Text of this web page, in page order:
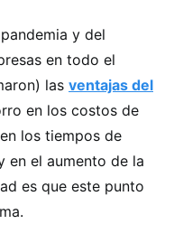
y del
en todo el
las ventajas del
en los costos de
los tiempos de
en el aumento de la
es que este punto